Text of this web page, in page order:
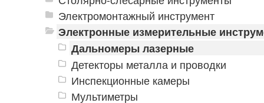
Электромонтажный инструмент
Электронные измерительные
Дальномеры лазерные
Детекторы металла и проводки
Инспекционные камеры
Мультиметры